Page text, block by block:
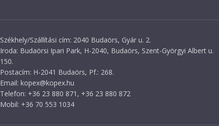
Székhely/Szállítási cím: 2040 Budaörs, Gyár u. 2.
Iroda: Budaörsi Ipari Park, H-2040, Budaörs, Szent-Györgyi Albert u.
150.
Postacím: H-2041 Budaörs, Pf.: 268.
Email: kopex@kopex.hu
Telefon: +36 23 880 871, +36 23 880 872
Mobil: +36 70 553 1034